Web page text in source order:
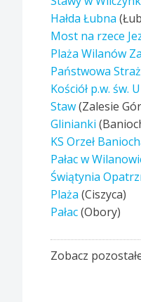
Hałda Łubna
Most na rzece
Plaża Wilanów
Państwowa
Kościół p.w. św.
Staw(Zalesie
Glinianki
KS Orzeł
Pałac w
Świątynia
Plaża (Ciszyca)
Pałac(Obory)
Zobacz